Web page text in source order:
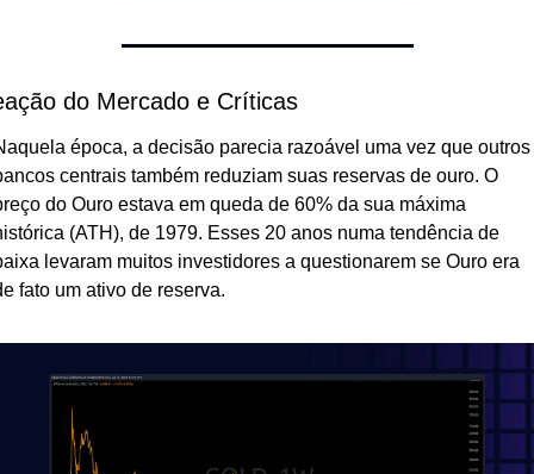
do Mercado e Críticas
época, a decisão parecia razoável uma vez que outros
centrais também reduziam suas reservas de ouro. O
do Ouro estava em queda de 60% da sua máxima
(ATH), de 1979. Esses 20 anos numa tendência de
levaram muitos investidores a questionarem se Ouro era
fato um ativo de reserva.